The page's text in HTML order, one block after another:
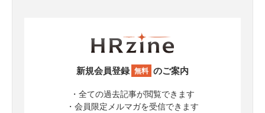
新規会員登録 無料 のご案内
・全ての過去記事が閲覧できます
・会員限定メルマガを受信できます